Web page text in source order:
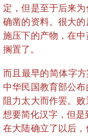
定，但是至于后来
确凿的资料。很大
施压下的产物，在
搁置了。
而且最早的简体字
中华民国教育部公
阻力太大而作罢。
想要简化汉字，但
在大陆确立了以后